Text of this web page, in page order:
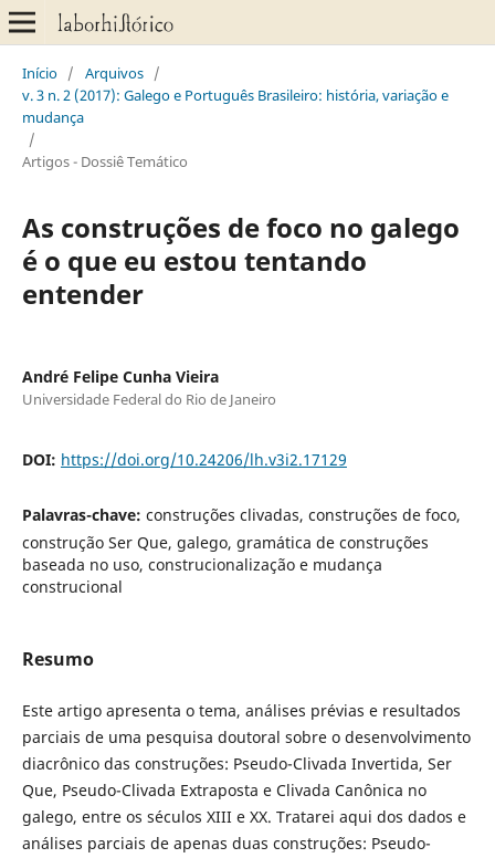
Início / Arquivos /
v. 3 n. 2 (2017): Galego e Português Brasileiro: história, variação e
mudança
/
Artigos - Dossiê Temático
As construções de foco no galego
é o que eu estou tentando
entender
André Felipe Cunha Vieira
Universidade Federal do Rio de Janeiro
DOI: https://doi.org/10.24206/lh.v3i2.17129
Palavras-chave: construções clivadas, construções de foco,
construção Ser Que, galego, gramática de construções
baseada no uso, construcionalização e mudança
construcional
Resumo
Este artigo apresenta o tema, análises prévias e resultados
parciais de uma pesquisa doutoral sobre o desenvolvimento
diacrônico das construções: Pseudo-Clivada Invertida, Ser
Que, Pseudo-Clivada Extraposta e Clivada Canônica no
galego, entre os séculos XIII e XX. Tratarei aqui dos dados e
análises parciais de apenas duas construções: Pseudo-